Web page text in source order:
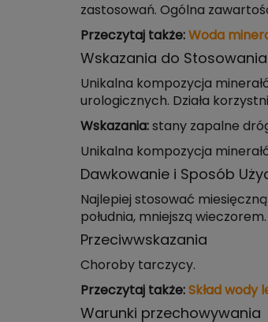
zastosowań. Ogólna
Przeczytaj także: Woda
Wskazania do
Unikalna kompozycja
urologicznych. Działa
Wskazania: stany zapalne
Unikalna kompozycja
Dawkowanie i Sposób
Najlepiej stosować
południa, mniejszą
Przeciwwskazania
Choroby tarczycy.
Przeczytaj także: Skład wody
Warunki przechowywania